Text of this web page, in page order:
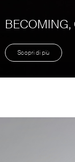
Scopri di più